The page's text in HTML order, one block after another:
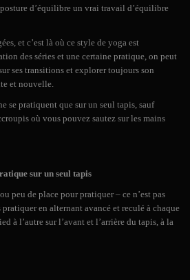
d’équilibre un vrai travail d’équilibre
et c’est là où ce style de yoga est
des séries et une certaine pratique, on peut
ses transitions et explorer toujours son
et nouvelle.
se pratiquent que sur un seul tapis, sauf
où vous pouvez sautez sur les mains
sur un seul tapis
peu de place pour pratiquer – ce n’est pas
pratiquer en alternant avancé et reculé à chaque
à l’autre sur l’avant et l’arrière du tapis, à la